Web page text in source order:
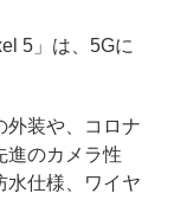
5」は、5Gに
装や、コロナ
進のカメラ性
水仕様、ワイヤ